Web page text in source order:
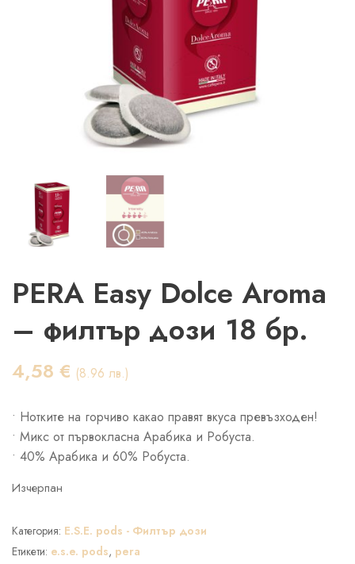
PERA Easy Dolce Aroma
– филтър дози 18 бр.
4,58 € (8.96 лв.)
• Нотките на горчиво какао правят вкуса превъзходен!
• Микс от първокласна Арабика и Робуста.
• 40% Арабика и 60% Робуста.
Изчерпан
Категория: E.S.E. pods - Филтър дози
Етикети: e.s.e. pods, pera